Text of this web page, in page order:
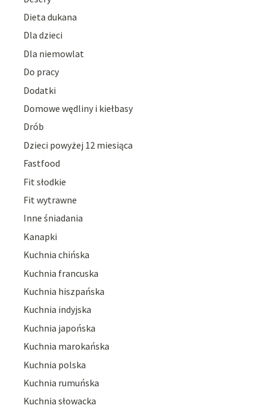
Dieta dukana
Dla dzieci
Dla niemowlat
Do pracy
Dodatki
Domowe wędliny i kiełbasy
Drób
Dzieci powyżej 12 miesiąca
Fastfood
Fit słodkie
Fit wytrawne
Inne śniadania
Kanapki
Kuchnia chińska
Kuchnia francuska
Kuchnia hiszpańska
Kuchnia indyjska
Kuchnia japońska
Kuchnia marokańska
Kuchnia polska
Kuchnia rumuńska
Kuchnia słowacka